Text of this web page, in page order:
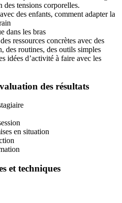
des tensions corporelles.
des enfants, comment adapter la
dans les bras
ressources concrètes avec des
des routines, des outils simples
idées d’activité à faire avec les
des résultats
en situation
et techniques